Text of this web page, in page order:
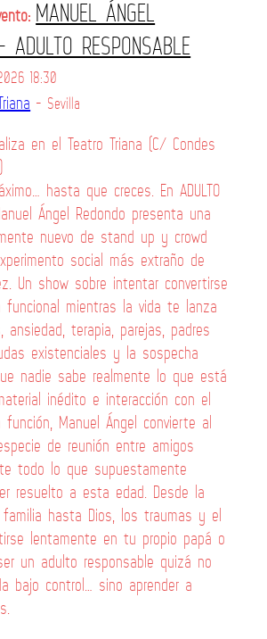
MANUEL ÁNGEL
ADULTO RESPONSABLE
18:30
- Sevilla
en el Teatro Triana (C/ Condes
hasta que creces. En ADULTO
Ángel Redondo presenta una
nuevo de stand up y crowd
social más extraño de
Un show sobre intentar convertirse
funcional mientras la vida te lanza
ansiedad, terapia, parejas, padres
existenciales y la sospecha
nadie sabe realmente lo que está
inédito e interacción con el
Manuel Ángel convierte al
de reunión entre amigos
todo lo que supuestamente
resuelto a esta edad. Desde la
hasta Dios, los traumas y el
lentamente en tu propio papá o
un adulto responsable quizá no
bajo control… sino aprender a